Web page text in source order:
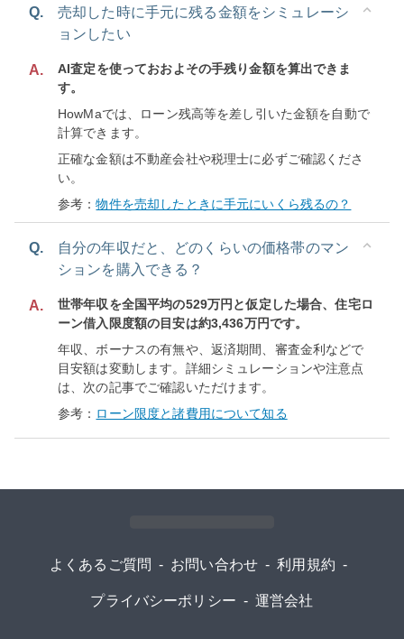
Q.
売却した時に手元に残る金額をシミュレーシ
ョンしたい
A.
AI査定を使っておおよその手残り金額を算出できま
す。
HowMaでは、ローン残高等を差し引いた金額を自動で
計算できます。
正確な金額は不動産会社や税理士に必ずご確認くださ
い。
参考：物件を売却したときに手元にいくら残るの？
Q.
自分の年収だと、どのくらいの価格帯のマン
ションを購入できる？
A.
世帯年収を全国平均の529万円と仮定した場合、住宅ロ
ーン借入限度額の目安は約3,436万円です。
年収、ボーナスの有無や、返済期間、審査金利などで
目安額は変動します。詳細シミュレーションや注意点
は、次の記事でご確認いただけます。
参考： ローン限度と諸費用について知る
よくあるご質問 - お問い合わせ - 利用規約 -
プライバシーポリシー - 運営会社